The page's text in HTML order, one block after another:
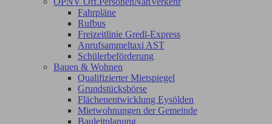
Fahrpläne
Rufbus
Freizeitlinie Gredl-Express
Anrufsammeltaxi AST
Schülerbeförderung
Bauen & Wohnen
Qualifizierter Mietspiegel
Grundstücksbörse
Flächenentwicklung Eysölden
Mietwohnungen der Gemeinde
Bauleitplanung